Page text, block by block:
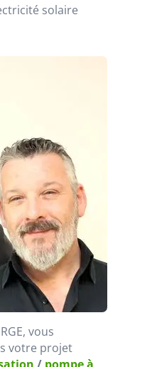
solaire
vous
votre projet